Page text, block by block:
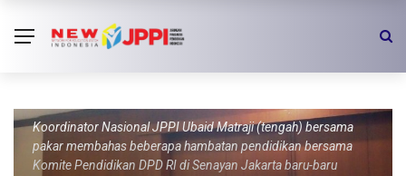
Koordinator Nasional JPPI Ubaid Matraji (tengah) bersama
pakar membahas beberapa hambatan pendidikan bersama
Komite Pendidikan DPD RI di Senayan Jakarta baru-baru